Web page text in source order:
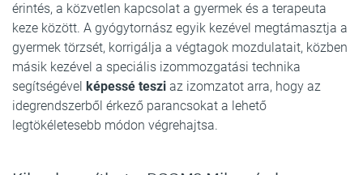
érintés, a közvetlen kapcsolat a gyermek és a terapeuta
keze között. A gyógytornász egyik kezével megtámasztja a
gyermek törzsét, korrigálja a végtagok mozdulatait, közben
másik kezével a speciális izommozgatási technika
segítségével képessé teszi az izomzatot arra, hogy az
idegrendszerből érkező parancsokat a lehető
legtökéletesebb módon végrehajtsa.